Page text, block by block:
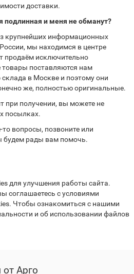
доставки.
подлинная и меня не обманут?
крупнейших информационных
мы находимся в центре
продаём исключительно
поставляются нам
в Москве и поэтому они
же, полностью оригинальные.
при получении, вы можете не
посылках.
то вопросы, позвоните или
будем рады вам помочь.
для улучшения работы сайта.
соглашаетесь с условиями
Чтобы ознакомиться с нашими
и об использовании файлов
Арго